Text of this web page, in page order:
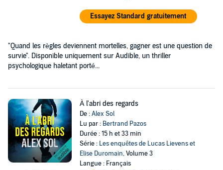
Essayez Standard gratuitement
"Quand les règles deviennent mortelles, gagner est une question de
survie". Disponible uniquement sur Audible, un thriller
psychologique haletant porté...
À l'abri des regards
De :Alex Sol
Lu par : Bertrand Pazos
Durée : 15 h et 33 min
Série : Les enquêtes de Lucas Lievens et
Elise Duromain, Volume 3
Langue : Français